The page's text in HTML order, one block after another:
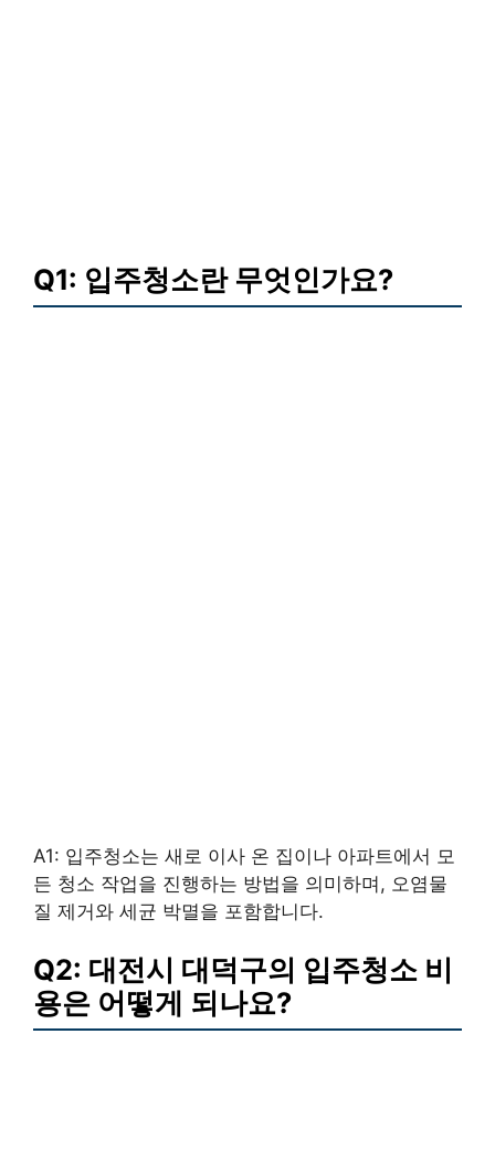
Q1: 입주청소란 무엇인가요?
A1: 입주청소는 새로 이사 온 집이나 아파트에서 모
든 청소 작업을 진행하는 방법을 의미하며, 오염물
질 제거와 세균 박멸을 포함합니다.
Q2: 대전시 대덕구의 입주청소 비
용은 어떻게 되나요?